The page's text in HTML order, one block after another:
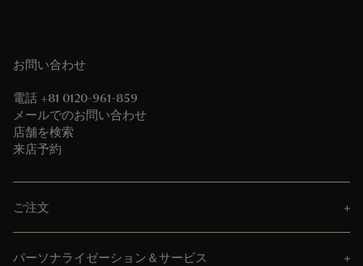
お問い合わせ
電話 +81 0120-961-859
メールでのお問い合わせ
店舗を検索
来店予約
ご注文
パーソナライゼーション＆サービス